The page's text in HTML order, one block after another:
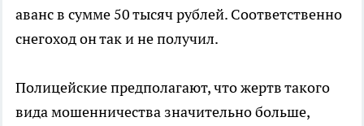
аванс в сумме 50 тысяч рублей. Соответственно
снегоход он так и не получил.
Полицейские предполагают, что жертв такого
вида мошенничества значительно больше,